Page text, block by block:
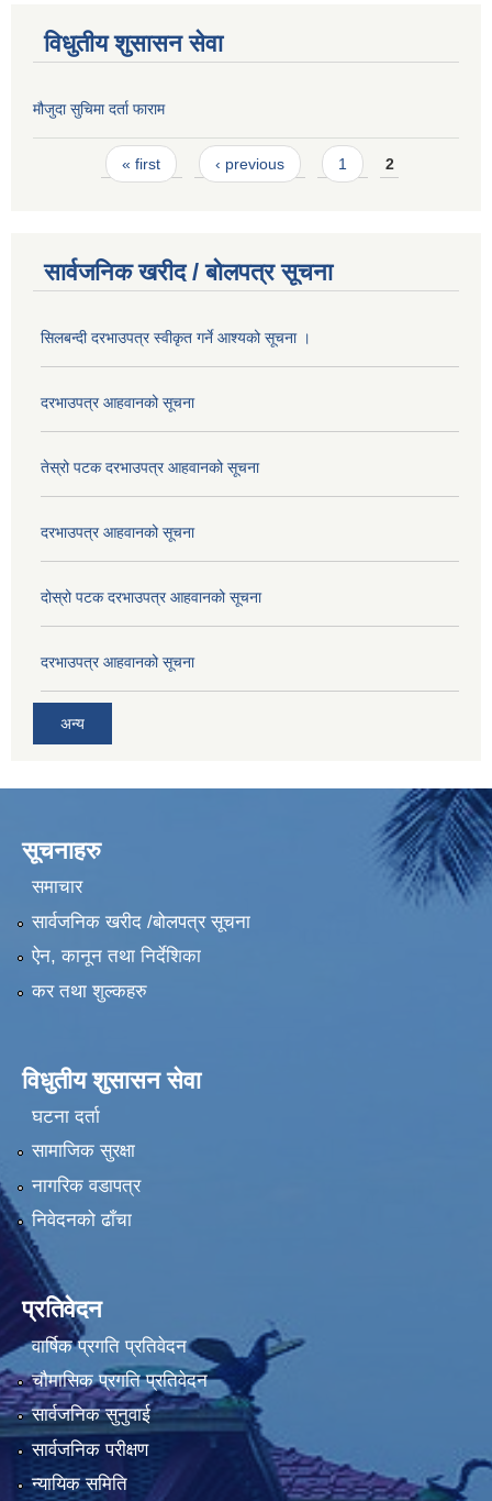
विधुतीय शुसासन सेवा
मौजुदा सुचिमा दर्ता फाराम
Pages« first ‹ previous 1 2
सार्वजनिक खरीद / बोलपत्र सूचना
सिलबन्दी दरभाउपत्र स्वीकृत गर्ने आश्यको सूचना ।
दरभाउपत्र आहवानको सूचना
तेस्रो पटक दरभाउपत्र आहवानको सूचना
दरभाउपत्र आहवानको सूचना
दोस्रो पटक दरभाउपत्र आहवानको सूचना
दरभाउपत्र आहवानको सूचना
अन्य
सूचनाहरु
समाचार
सार्वजनिक खरीद /बोलपत्र सूचना
ऐन, कानून तथा निर्देशिका
कर तथा शुल्कहरु
विधुतीय शुसासन सेवा
घटना दर्ता
सामाजिक सुरक्षा
नागरिक वडापत्र
निवेदनको ढाँचा
प्रतिवेदन
वार्षिक प्रगति प्रतिवेदन
चौमासिक प्रगति प्रतिवेदन
सार्वजनिक सुनुवाई
सार्वजनिक परीक्षण
न्यायिक समिति